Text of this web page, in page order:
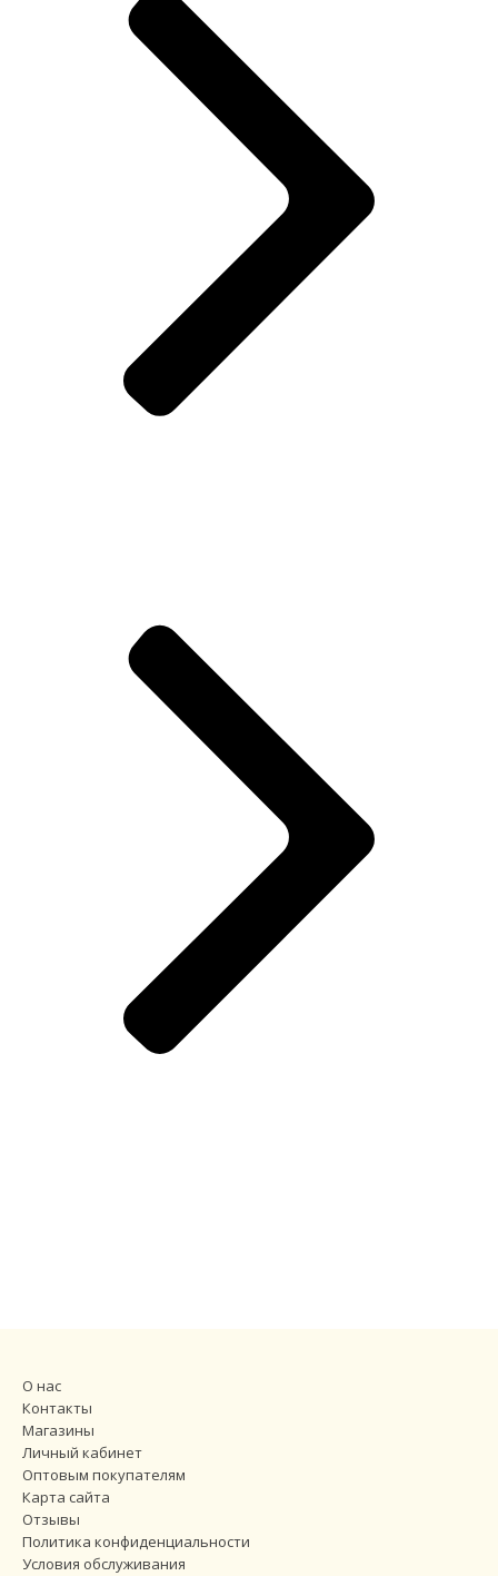
О нас
Контакты
Магазины
Личный кабинет
Оптовым покупателям
Карта сайта
Отзывы
Политика конфиденциальности
Условия обслуживания